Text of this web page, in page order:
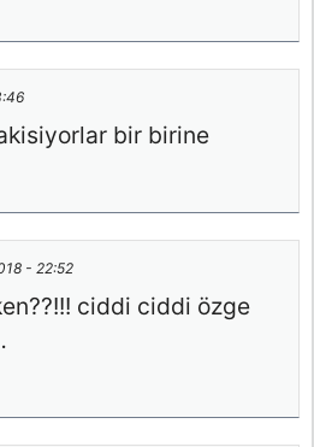
bir birine
- 22:52
ciddi ciddi özge